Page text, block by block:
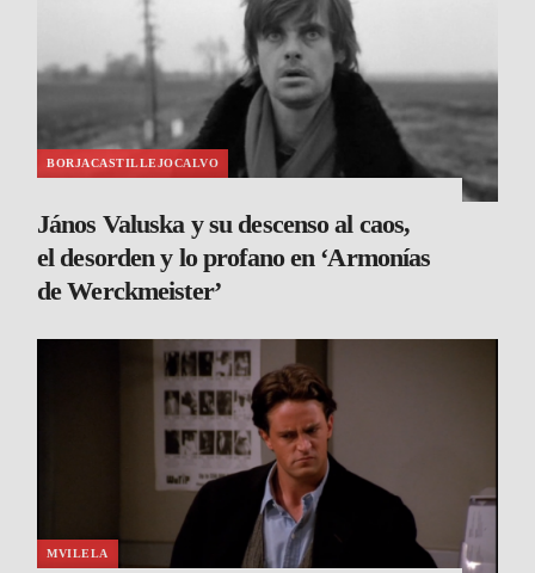
BORJACASTILLEJOCALVO
János Valuska y su descenso al caos,
el desorden y lo profano en ‘Armonías
de Werckmeister’
MVILELA